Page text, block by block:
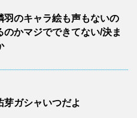
羽のキャラ絵も声もないの
のかマジでできてない/決ま
芽ガシャいつだよ